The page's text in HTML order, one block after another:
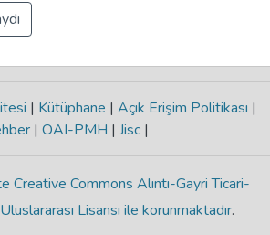
| Kütüphane | Açık Erişim Politikası |
| OAI-PMH | Jisc |
Creative Commons Alıntı-Gayri Ticari-
Lisansı ile korunmaktadır.